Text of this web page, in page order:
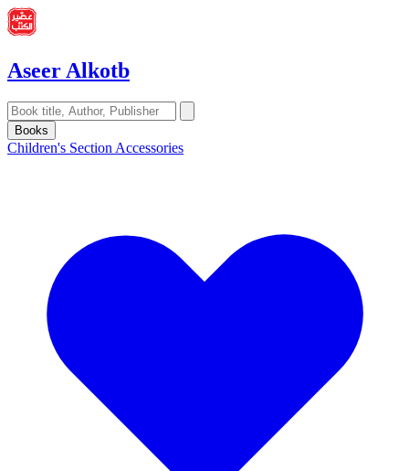
Aseer Alkotb
Books
Children's Section Accessories